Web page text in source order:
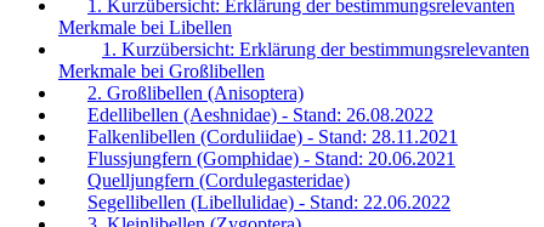
1. Kurzübersicht: Erklärung der bestimmungsrelevanten
Merkmale bei Libellen
1. Kurzübersicht: Erklärung der bestimmungsrelevanten
Merkmale bei Großlibellen
2. Großlibellen (Anisoptera)
Edellibellen (Aeshnidae) - Stand: 26.08.2022
Falkenlibellen (Corduliidae) - Stand: 28.11.2021
Flussjungfern (Gomphidae) - Stand: 20.06.2021
Quelljungfern (Cordulegasteridae)
Segellibellen (Libellulidae) - Stand: 22.06.2022